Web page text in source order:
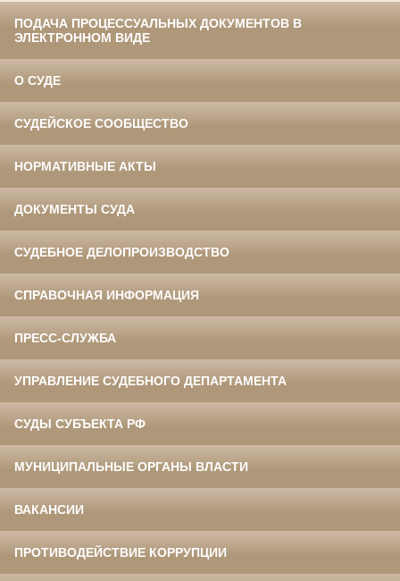
ПОДАЧА ПРОЦЕССУАЛЬНЫХ ДОКУМЕНТОВ В
ЭЛЕКТРОННОМ ВИДЕ
О СУДЕ
СУДЕЙСКОЕ СООБЩЕСТВО
НОРМАТИВНЫЕ АКТЫ
ДОКУМЕНТЫ СУДА
СУДЕБНОЕ ДЕЛОПРОИЗВОДСТВО
СПРАВОЧНАЯ ИНФОРМАЦИЯ
ПРЕСС-СЛУЖБА
УПРАВЛЕНИЕ СУДЕБНОГО ДЕПАРТАМЕНТА
СУДЫ СУБЪЕКТА РФ
МУНИЦИПАЛЬНЫЕ ОРГАНЫ ВЛАСТИ
ВАКАНСИИ
ПРОТИВОДЕЙСТВИЕ КОРРУПЦИИ